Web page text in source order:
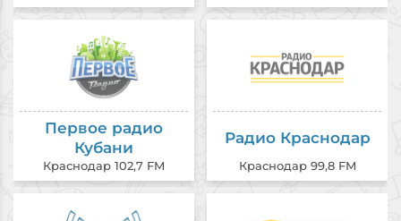
Первое радио
Кубани
Краснодар 102,7 FM
Радио Краснодар
Краснодар 99,8 FM